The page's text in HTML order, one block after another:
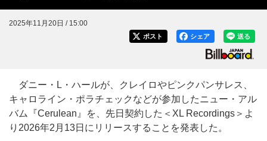
2025年11月20日 / 15:00
送る
シェア
ポスト
ダニー・L・ハールが、クレイロやピンクパンサレス、
キャロライン・ポラチェックなどが参加したニュー・アル
バム『Cerulean』を、先日契約した＜XL Recordings＞よ
り2026年2月13日にリリースすることを発表した。